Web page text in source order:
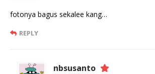
fotonya bagus sekalee kang…
REPLY
nbsusanto